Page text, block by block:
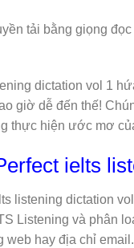
tải bằng giọng
dictation vol 1
giờ dễ đến thế!
thực hiện ước mơ
ielts
listening dictation
Listening và phân
web hay địa chỉ